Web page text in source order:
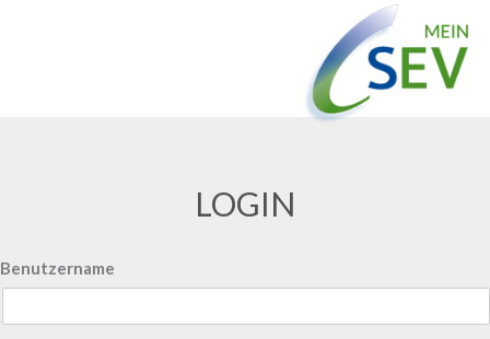
LOGIN
Benutzername